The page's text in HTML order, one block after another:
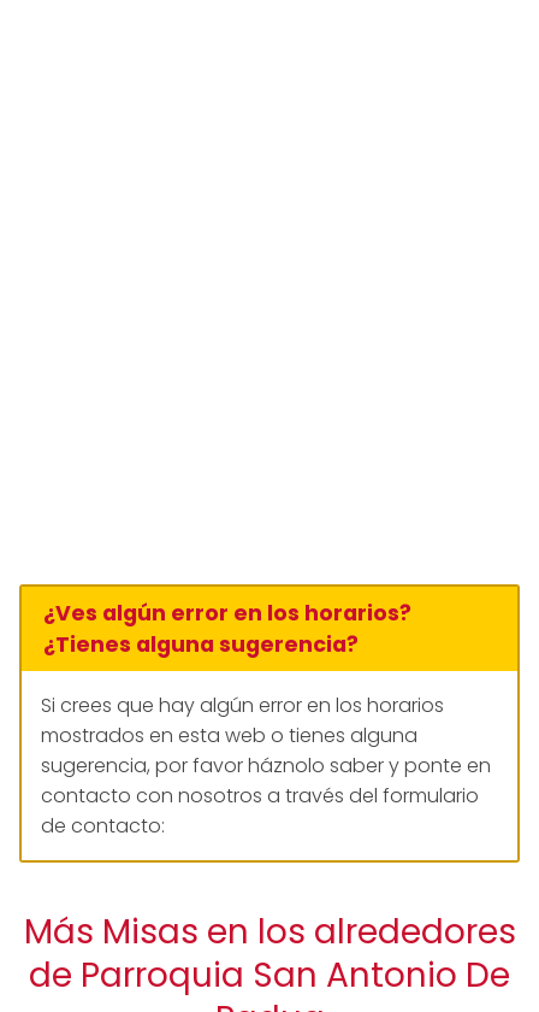
¿Ves algún error en los horarios?
¿Tienes alguna sugerencia?
Si crees que hay algún error en los horarios
mostrados en esta web o tienes alguna
sugerencia, por favor háznolo saber y ponte en
contacto con nosotros a través del formulario
de contacto:
Más Misas en los alrededores
de Parroquia San Antonio De